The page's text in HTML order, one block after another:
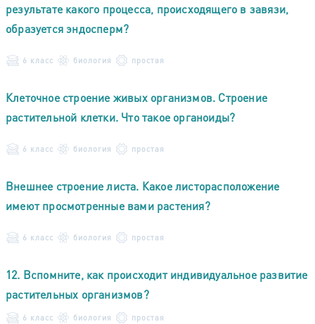
результате какого процесса, происходящего в завязи,
образуется эндосперм?
6 класс биология простая
Клеточное строение живых организмов. Строение
растительной клетки. Что такое органоиды?
6 класс биология простая
Внешнее строение листа. Какое листорасположение
имеют просмотренные вами растения?
6 класс биология простая
12. Вспомните, как происходит индивидуальное развитие
растительных организмов?
6 класс биология простая